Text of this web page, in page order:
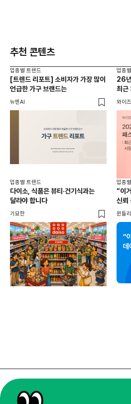
추천 콘텐츠
업종별 트렌드
[트렌드 리포트] 소비자가 가장 많이
언급한 가구 브랜드는
뉴엔AI
업종
26
최근
동향
와이
업종별 트렌드
다이소, 식품은 뷰티·건기식과는
달라야 합니다
기묘한
업종
“이
신뢰
윈들
매주 화요일 아침,